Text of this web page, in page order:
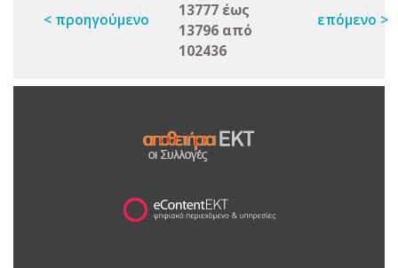
< προηγούμενο
13777 έως
13796 από
102436
επόμενο >